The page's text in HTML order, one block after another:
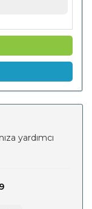
yardımcı